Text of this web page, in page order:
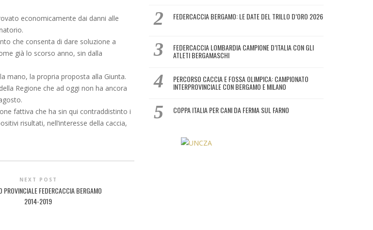
economicamente dai danni alle
che consenta di dare soluzione a
già lo scorso anno, sin dalla
mano, la propria proposta alla Giunta.
Regione che ad oggi non ha ancora
fattiva che ha sin qui contraddistinto i
risultati, nell’interesse della caccia,
NEXT POST
PROVINCIALE FEDERCACCIA BERGAMO
2014-2019
FEDERCACCIA BERGAMO: LE DATE DEL TRILLO D’ORO 2026
FEDERCACCIA LOMBARDIA CAMPIONE D’ITALIA CON GLI
ATLETI BERGAMASCHI
PERCORSO CACCIA E FOSSA OLIMPICA: CAMPIONATO
INTERPROVINCIALE CON BERGAMO E MILANO
COPPA ITALIA PER CANI DA FERMA SUL FARNO